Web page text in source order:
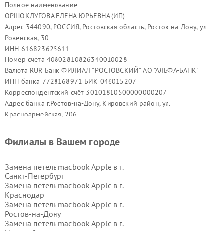
Полное наименование
ОРШОКДУГОВА ЕЛЕНА ЮРЬЕВНА (ИП)
Адрес 344090, РОССИЯ, Ростовская область, Ростов-на-Дону, ул
Ровенская, 30
ИНН 616823625611
Номер счёта 40802810826340010028
Валюта RUR Банк ФИЛИАЛ "РОСТОВСКИЙ" АО "АЛЬФА-БАНК"
ИНН банка 7728168971 БИК 046015207
Корреспондентский счёт 30101810500000000207
Адрес банка г.Ростов-на-Дону, Кировский район, ул.
Красноармейская, 206
Филиалы в Вашем городе
Замена петель macbook Apple в г.
Санкт-Петербург
Замена петель macbook Apple в г.
Краснодар
Замена петель macbook Apple в г.
Ростов-на-Дону
Замена петель macbook Apple в г.